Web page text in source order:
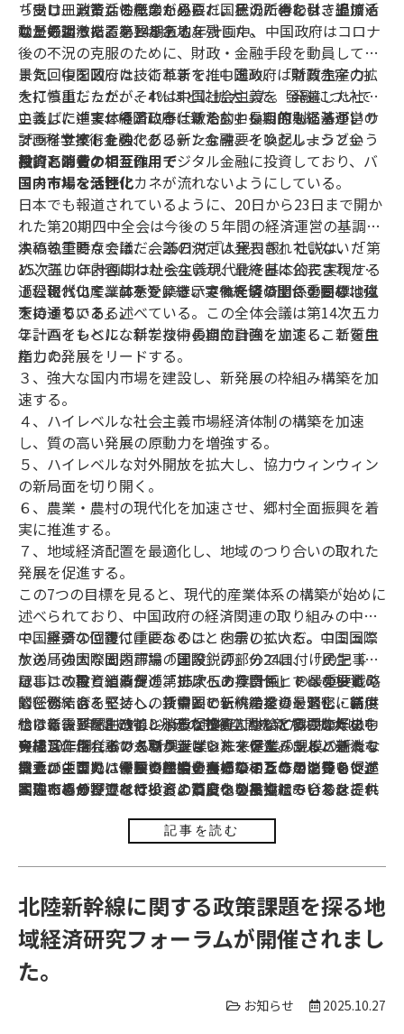
「受け皿」となる産業が必要だ。そのためには、経済活
動が好調である必要がある。
ち出し、消費活性化のために、国民の所得を引き上げる
ことも述べた。
「フロー政策」の概念も見られ、状況に合わせて追加的
な景気刺激措置をとる余地を残した。
以上のように、第14期五カ年計画中、中国政府はコロナ
後の不況の克服のために、財政・金融手段を動員して、
景気回復を図った。これまで、中国政府は財政赤字の拡
大に慎重だったが、4％ほどに拡大した。金融について
いえば、「実体経済に奉仕する」という原則に基づい
て、科学技術金融、グリーン金融、インクルーシブ金
融、高齢者ケア金融、デジタル金融に投資しており、バ
ーチャルな分野にカネが流れないようにしている。
また、中国政府は技術革新を推し進め、「新質生産力」
を打ち出したが、それは中国社会主義を「発達した社会
主義」に進ませるという「政治的」な目的もあるが、サ
プライサイドを強化し、新たな需要を喚起しようという
目的もある。
こうした中で、中国政府は新たな中長期的な経済運営の
計画を立案したのである。
投資と消費の相互作用で
国内市場を活性化
日本でも報道されているように、20日から23日まで開か
れた第20期四中全会は今後の５年間の経済運営の基調を
決める重要な会議だ。25日付『人民日報』社説は、「第
15次五カ年計画期は社会主義現代化を基本的に実現する
過程において、前を受け継いで後を切り開く重要な地位
を持っている」述べている。この全体会議は第14次五カ
年計画をもとに、新たな中長期的計画を立てることを目
指した。
本稿執筆時点では、会議の決定は発表されていないた
め、詳しい内容はわからないが、最終日に公表された
「公報（コミュニケ）」で示された経済関係の目標は以
下の通りである。
１、現代化産業体系を築き、実体経済の土台を固め、強
大にする。
２、ハイレベルな科学技術の自立自強を加速し、新質生
産力の発展をリードする。
３、強大な国内市場を建設し、新発展の枠組み構築を加
速する。
４、ハイレベルな社会主義市場経済体制の構築を加速
し、質の高い発展の原動力を増強する。
５、ハイレベルな対外開放を拡大し、協力ウィンウィン
の新局面を切り開く。
６、農業・農村の現代化を加速させ、郷村全面振興を着
実に推進する。
７、地域経済配置を最適化し、地域のつり合いの取れた
発展を促進する。
この7つの目標を見ると、現代的産業体系の構築が始めに
述べられており、中国政府の経済関連の取り組みの中
で、重要な位置付けにあることを示している。中国国際
放送局の国際問題評論「国際鋭評」の24日付けの記事
は、この取り組みが「第15次五カ年計画」の最重要戦略
的任務である」とし、「中国の伝統産業の最適化・高度
化は今後5年間で約10兆元の市場空間を新たに拡大し、
今後10年間における新興産業と未来産業の規模の新たな
拡大は中国のハイテク産業を再構築することに等しい」
と述べ、サプライサイドの高度化を目指している。それ
中国経済の回復に重要なのは、内需の拡大だ。コミュニ
ケの「強大な国内市場の建設」の部分では、「民生（暮
らし）改善と消費促進、モノへの投資とヒトへの投資の
緊密な結合を堅持し、新需要で新供給をリードし、新供
給で新需要を創造し、消費と投資、供給と需要の好まし
い相互作用（インタラクション）を促進」すると述べて
いる。ここでは、投資と消費などの相互作用について述
べているが、これは投資の質について述べている。これ
インフラなどに投資したが、経済回復と引き換えに過剰
フォーラムのWeChat アカウントの記事で、今年の第３
四半期の中国の生産能力利用率は74.6%で、比較的低い
水準にあると指摘し、投資と消費の関係を正しく処理す
る必要性を説いている。
記事は、投資と消費の「排斥しあう関係」ではないと
し、例えば、モノへの投資とヒトへの投資を緊密に結び
つけることで、ハイレベルな技術人材など多様な人材を
育成し、これらの人材が新しいモノを生み出し、新たな
需要が生まれ、需要と供給の良好なインララクションが
実現できると述べている。ヒトへの投資については、
たなスキル習得なども重視すべき点であり、関連の教育
さらに、「民生改善と消費促進」については、昨年の中
央経済工作会議でも取り上げられていた「シルバー消
費」、「育児に優しい社会」づくりのための消費を促進
するための投資を行い、より良い製品やサービスを提供
以上のように、今回の四中全会のコミュニケを見ると、
国内市場分野では、投資と消費をうまく組み合わせ、生
せようという中国政府の意図が見える。そのためには、
など財政サイドの取り組みも重要になってくるだろう。
記事を読む
北陸新幹線に関する政策課題を探る地
域経済研究フォーラムが開催されまし
た。
お知らせ 2025.10.27